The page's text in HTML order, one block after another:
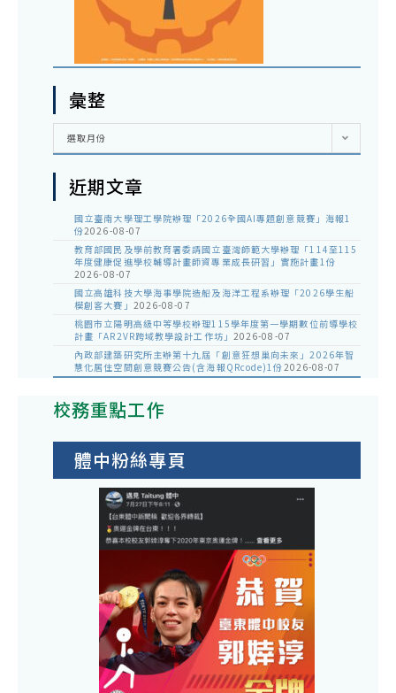
彙整
彙
選取月份
近期文章
國立臺南大學理工學院辦理「2026全國AI專題創意競賽」海報1
份2026-08-07
教育部國民及學前教育署委請國立臺灣師範大學辦理「114至115
年度健康促進學校輔導計畫師資專業成長研習」實施計畫1份
2026-08-07
國立高雄科技大學海事學院造船及海洋工程系辦理「2026學生船
模創客大賽」 2026-08-07
桃園市立陽明高級中等學校辦理115學年度第一學期數位前導學校
計畫「AR2VR跨域教學設計工作坊」 2026-08-07
內政部建築研究所主辦第十九屆「創意狂想巢向未來」2026年智
慧化居住空間創意競賽公告(含海報QRcode)1份2026-08-07
校務重點工作
體中粉絲專頁